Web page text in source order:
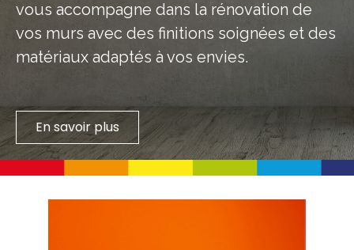
vous accompagne dans la rénovation de
vos murs avec des finitions soignées et des
matériaux adaptés à vos envies.
En savoir plus